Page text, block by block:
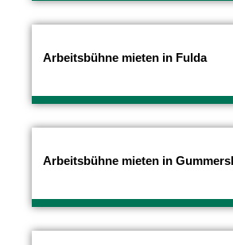
Arbeitsbühne mieten in Fulda
Arbeitsbühne mieten in